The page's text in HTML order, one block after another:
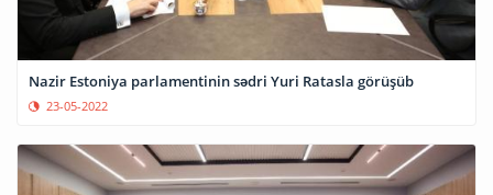
Nazir Estoniya parlamentinin sədri Yuri Ratasla görüşüb
23-05-2022